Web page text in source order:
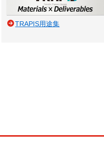
TRAPIS用途集